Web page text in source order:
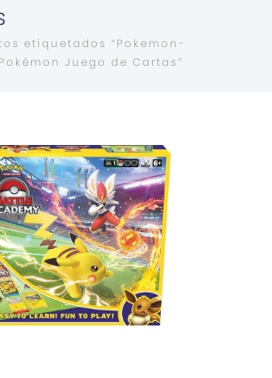
etiquetados “Pokemon-
Juego de Cartas”